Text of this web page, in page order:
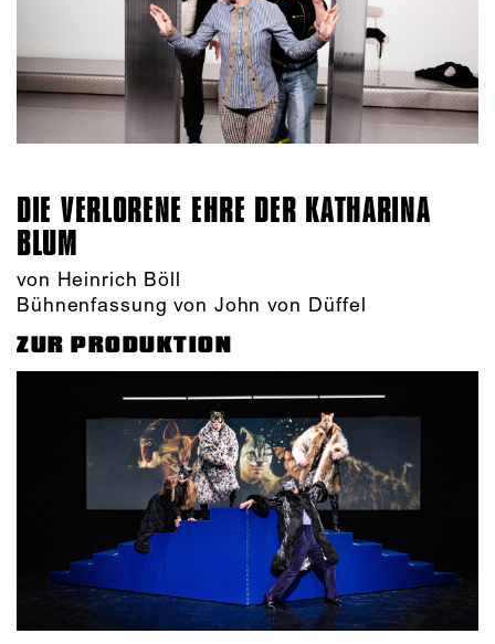
DIE VERLORENE EHRE DER KATHARINA
BLUM
von Heinrich Böll
Bühnenfassung von John von Düffel
ZUR PRODUKTION